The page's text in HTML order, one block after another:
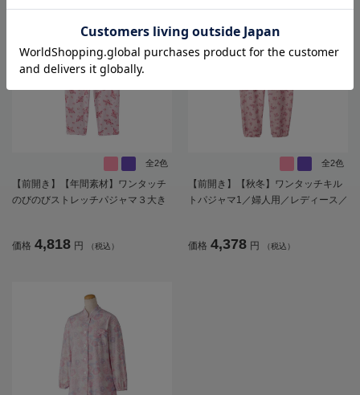
全2色
【前開き】【年間素材】ワンタッチ
のびのびストレッチパジャマ３大き
ン／寝巻／着脱しやすい／名前記入
価格 4,818 円 （税込）
全2色
【前開き】【秋冬】ワンタッチキル
トパジャマ1／婦人用／レディース／
価格 4,378 円 （税込）